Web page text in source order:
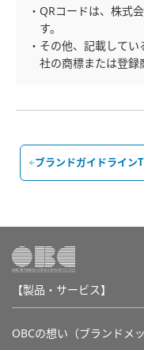
・QRコードは、株式
す。
・その他、記載して
社の商標または登録
ブランドガイドライン
【製品・サービス】
OBCの想い（ブランドメ